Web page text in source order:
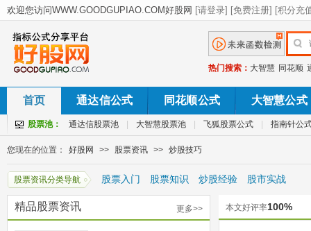
热门搜索： 大智慧 同花顺
首页 通达信公式 同花顺公式 大智慧公式
股票池： 通达信股票池 大智慧股票池 飞狐股票公式 指南针公
您现在的位置： 好股网 >> 股票资讯 >> 炒股技巧
股票资讯分类导航 股票入门 股票知识 炒股经验 股市实战
精品股票资讯 更多>> 本文好评率100%